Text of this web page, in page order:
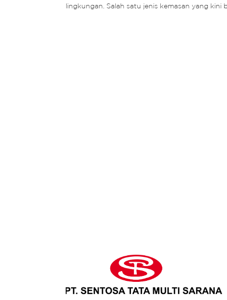
lingkungan. Salah satu jenis kemasan yang kini